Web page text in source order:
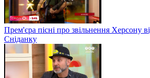
Прем'єра пісні про звільнення Херсону
Сніданку